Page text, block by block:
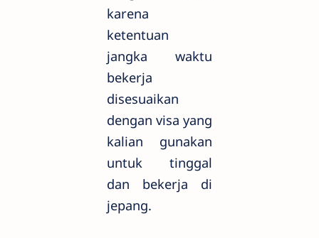
karena
ketentuan
jangka waktu
bekerja
disesuaikan
dengan visa yang
kalian gunakan
untuk tinggal
dan bekerja di
jepang.